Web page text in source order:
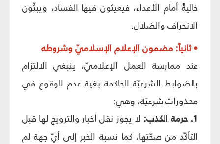
خاليةً أمام الأعداء، فيعيثون فيها الفساد، ويبثّون
الانحراف والضلال.
• ثانياً: مضمون الإعلام الإسلاميّ وشروطه
عند ممارسة العمل الإعلاميّ، ينبغي الالتزام
بالضوابط الشرعيّة الحاكمة بغية عدم الوقوع في
محذورات شرعيّة، وهي:
1. حرمة الكذب:
لا يجوز نقل أخبار والترويج لها قبل
التأكّد من صحّتها، كما نسبة الخبر إلى أيّ جهة لم